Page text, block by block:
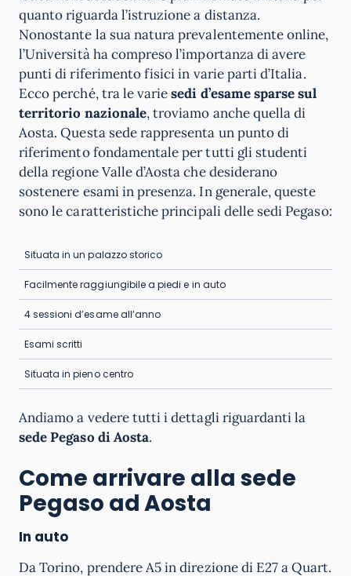
quanto riguarda l’istruzione a distanza.
Nonostante la sua natura prevalentemente online,
l’Università ha compreso l’importanza di avere
punti di riferimento fisici in varie parti d’Italia.
Ecco perché, tra le variesedi d’esame sparse sul
territorio nazionale, troviamo anche quella di
Aosta. Questa sede rappresenta un punto di
riferimento fondamentale per tutti gli studenti
della regione Valle d’Aosta che desiderano
sostenere esami in presenza. In generale, queste
sono le caratteristiche principali delle sedi Pegaso:
Situata in un palazzo storico
Facilmente raggiungibile a piedi e in auto
4 sessioni d’esame all’anno
Esami scritti
Situata in pieno centro
Andiamo a vedere tutti i dettagli riguardanti la
sede Pegaso di Aosta.
Come arrivare alla sede
Pegaso ad Aosta
In auto
Da Torino, prendere A5 in direzione di E27 a Quart.